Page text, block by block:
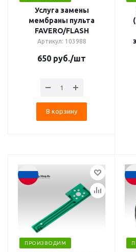
Услуга замены
мембраны пульта
FAVERO/FLASH
Артикул: 103988
650 руб./шт
В корзину
ПРОИЗВОДИМ